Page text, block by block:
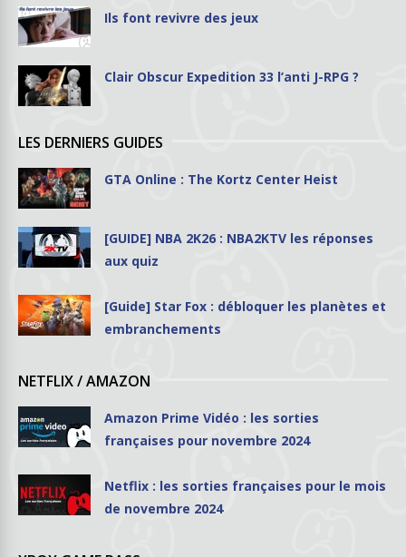
Ils font revivre des jeux
Clair Obscur Expedition 33 l’anti J-RPG ?
LES DERNIERS GUIDES
GTA Online : The Kortz Center Heist
[GUIDE] NBA 2K26 : NBA2KTV les réponses
aux quiz
[Guide] Star Fox : débloquer les planètes et
embranchements
NETFLIX / AMAZON
Amazon Prime Vidéo : les sorties
françaises pour novembre 2024
Netflix : les sorties françaises pour le mois
de novembre 2024